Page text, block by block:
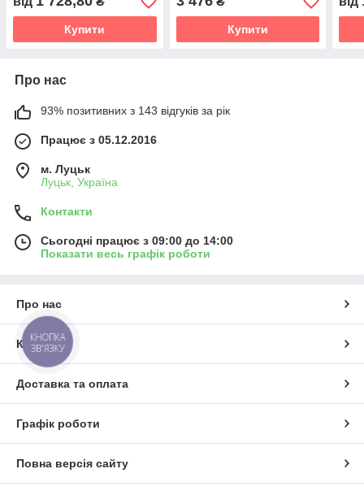
740021 755262
Купити Купити
Про нас
93% позитивних з 143 відгуків за рік
Працює з 05.12.2016
м. Луцьк
Луцьк, Україна
Контакти
Сьогодні працює з 09:00 до 14:00
Показати весь графік роботи
Про нас
Контакти
Доставка та оплата
Графік роботи
Повна версія сайту
КНОПКА
ЗВ'ЯЗКУ